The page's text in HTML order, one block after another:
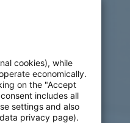
cookies), while
economically.
on the "Accept
includes all
settings and also
privacy page).